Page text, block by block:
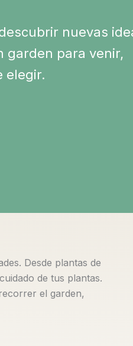
nuevas
garden para venir,
elegir.
Desde plantas de
de tus plantas.
el garden,